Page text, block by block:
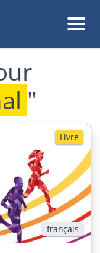
"
Livre
français